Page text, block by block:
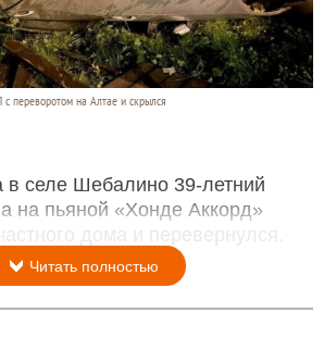
переворотом на Алтае и скрылся
в селе Шебалино 39-летний
на пьяной «Хонде Аккорд»
дома и перевернулся.
Читать полностью